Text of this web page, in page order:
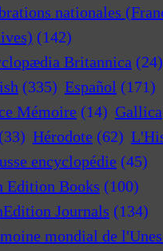
nationales
(142)
Britannica (24)
(335) Español (171)
Mémoire (14) Gallica
(33) Hérodote (62)
encyclopédie (45)
Edition Books (100)
Journals (134)
mondial de